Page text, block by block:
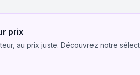
prix
au prix juste. Découvrez notre